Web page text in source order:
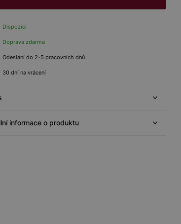
Dispozici
Doprava zdarma
Odeslání do 2-5 pracovních dnů
30 dní na vrácení
informace o produktu